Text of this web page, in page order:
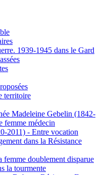
1939-1945 dans le Gard
territoire
Madeleine Gebelin (1842-
femme médecin
2011) - Entre vocation
dans la Résistance
femme doublement disparue
la tourmente